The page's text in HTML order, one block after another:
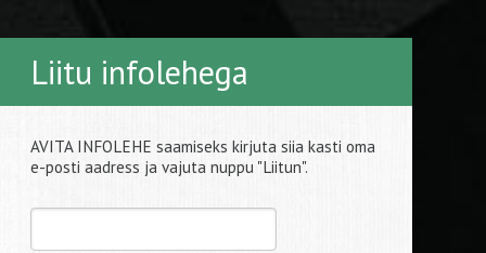
Liitu infolehega
AVITA INFOLEHE saamiseks kirjuta siia kasti oma
e-posti aadress ja vajuta nuppu "Liitun".